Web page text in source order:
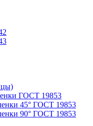
ГОСТ 19853
45° ГОСТ 19853
90° ГОСТ 19853